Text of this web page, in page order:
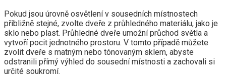
Pokud jsou úrovně osvětlení v sousedních místnostech
přibližně stejné, zvolte dveře z průhledného materiálu, jako je
sklo nebo plast. Průhledné dveře umožní průchod světla a
vytvoří pocit jednotného prostoru. V tomto případě můžete
zvolit dveře s matným nebo tónovaným sklem, abyste
odstranili přímý výhled do sousední místnosti a zachovali si
určité soukromí.